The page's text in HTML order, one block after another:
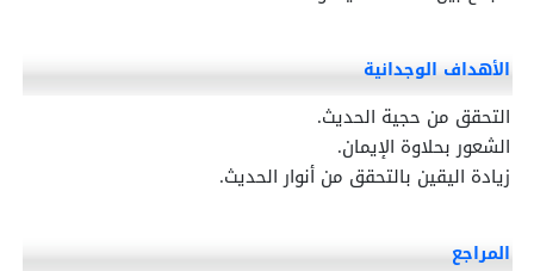
الأهداف الوجدانية
التحقق من حجية الحديث.
الشعور بحلاوة الإيمان.
زيادة اليقين بالتحقق من أنوار الحديث.
المراجع